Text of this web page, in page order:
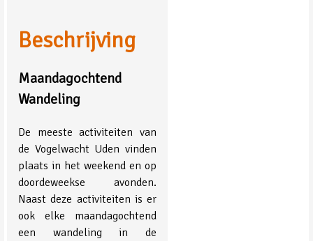
Beschrijving
Maandagochtend
Wandeling
De meeste activiteiten van
de Vogelwacht Uden vinden
plaats in het weekend en op
doordeweekse avonden.
Naast deze activiteiten is er
ook elke maandagochtend
een wandeling in de